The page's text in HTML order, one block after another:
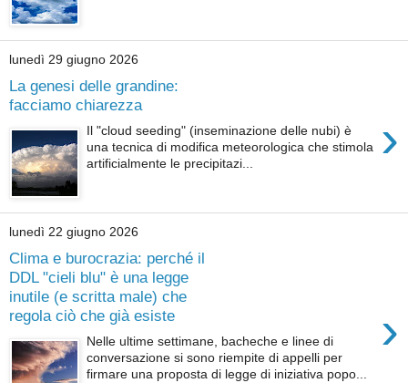
lunedì 29 giugno 2026
La genesi delle grandine:
facciamo chiarezza
›
Il "cloud seeding" (inseminazione delle nubi) è
una tecnica di modifica meteorologica che stimola
artificialmente le precipitazi...
lunedì 22 giugno 2026
Clima e burocrazia: perché il
DDL "cieli blu" è una legge
inutile (e scritta male) che
regola ciò che già esiste
›
Nelle ultime settimane, bacheche e linee di
conversazione si sono riempite di appelli per
firmare una proposta di legge di iniziativa popo...